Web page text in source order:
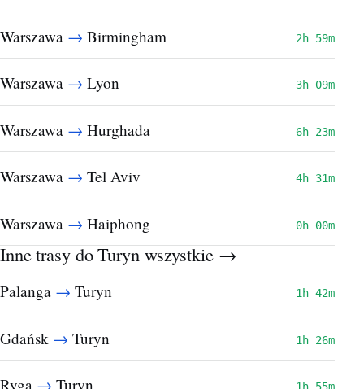
Warszawa → Birmingham 2h 59m
Warszawa → Lyon 3h 09m
Warszawa → Hurghada 6h 23m
Warszawa → Tel Aviv 4h 31m
Warszawa → Haiphong 0h 00m
Inne trasy do Turynwszystkie →
Palanga → Turyn 1h 42m
Gdańsk → Turyn 1h 26m
Ryga → Turyn